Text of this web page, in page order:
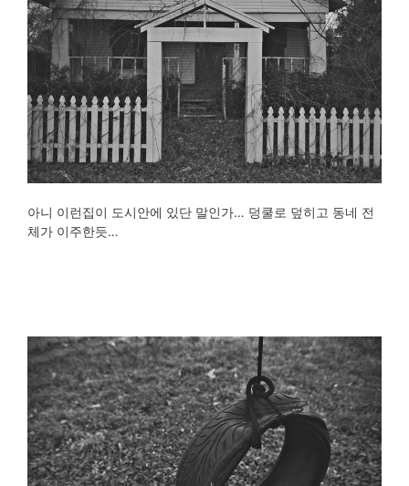
아니 이런집이 도시안에 있단 말인가… 덩쿨로 덮히고 동네 전
체가 이주한듯…